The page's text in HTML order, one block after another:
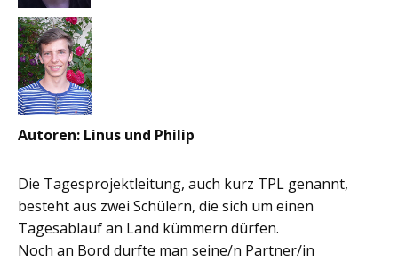
Autoren: Linus und Philip
Die Tagesprojektleitung, auch kurz TPL genannt,
besteht aus zwei Schülern, die sich um einen
Tagesablauf an Land kümmern dürfen.
Noch an Bord durfte man seine/n Partner/in